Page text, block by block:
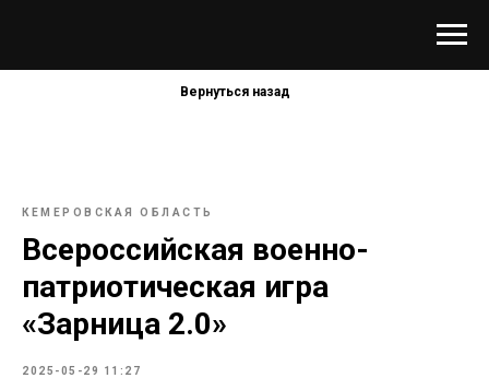
Вернуться назад
КЕМЕРОВСКАЯ ОБЛАСТЬ
Всероссийская военно-
патриотическая игра
«Зарница 2.0»
2025-05-29 11:27